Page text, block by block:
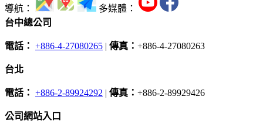
導航：
多媒體：
台中總公司
電話： +886-4-27080265 | 傳真： +886-4-27080263
台北
電話： +886-2-89924292 | 傳真： +886-2-89929426
公司網站入口